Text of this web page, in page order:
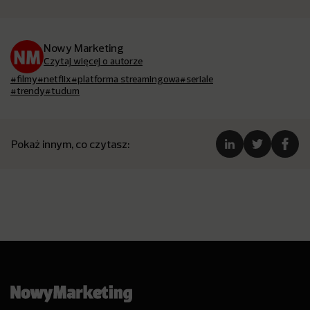
Nowy Marketing
Czytaj więcej o autorze
#filmy#netflix#platforma streamingowa#seriale
#trendy#tudum
Pokaż innym, co czytasz: